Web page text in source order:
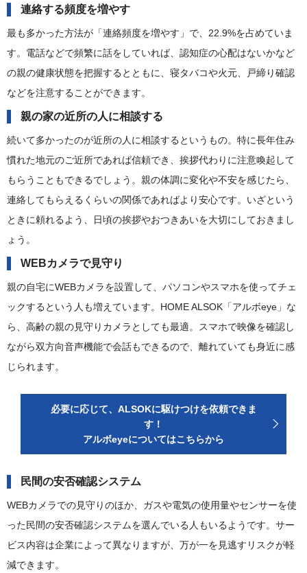
連絡する頻度を増やす
最も多かった方法が「連絡頻度を増やす」で、22.9%を占めていま
す。電話などで頻繁に話をしていれば、認知症の心配はないかなど
の親の健康状態を把握するとともに、寝タバコや火元、戸締り確認
などを注意することができます。
親の家の近所の人に相談する
続いて多かったのが近所の人に相談するというもの。特に長年住み
慣れた地元のご近所であれば信頼でき、挨拶代わりに注意喚起して
もらうこともできるでしょう。親の体調に変化や不安を感じたら、
連絡してもらえるくらいの関係であればより安心です。いざという
ときに頼れるよう、日頃の挨拶やおつきあいを大切にしておきまし
ょう。
WEBカメラで見守り
親の自宅にWEBカメラを設置して、パソコンやスマホを使ってチェ
ックするという人も増えています。HOME ALSOK「アルボeye」な
ら、高齢の親の見守りカメラとしても最適。スマホで映像を確認し
ながら双方向音声機能で会話もできるので、離れていても身近に感
じられます。
必要に応じて、ALSOKに駆けつけを依頼できま
す！
アルボeyeについてはこちらから
民間の安否確認システム
WEBカメラでの見守りのほか、ガスや電気の使用量やセンサーを使
った民間の安否確認システムを選んでいる人もいるようです。サー
ビス内容は企業によって異なりますが、万が一を見逃すリスクが軽
減できます。